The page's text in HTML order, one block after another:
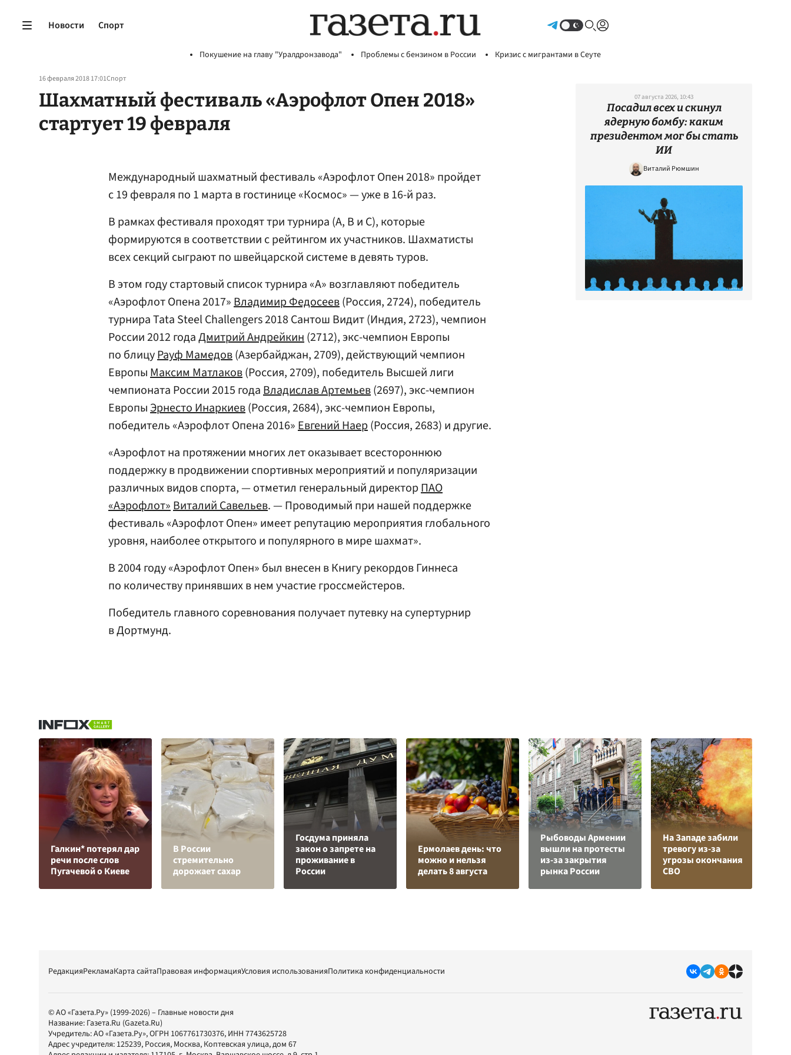
Новости Спорт
Покушение на главу "Уралдронзавода" Проблемы с бензином в России Кризис с мигрантами в Сеуте
16 февраля 2018 17:01Спорт
Шахматный фестиваль «Аэрофлот Опен 2018»
стартует 19 февраля
Международный шахматный фестиваль «Аэрофлот Опен 2018» пройдет
с 19 февраля по 1 марта в гостинице «Космос» — уже в 16-й раз.
В рамках фестиваля проходят три турнира (А, В и С), которые
формируются в соответствии с рейтингом их участников. Шахматисты
всех секций сыграют по швейцарской системе в девять туров.
В этом году стартовый список турнира «А» возглавляют победитель
«Аэрофлот Опена 2017»Владимир Федосеев(Россия, 2724), победитель
турнира Tata Steel Challengers 2018 Сантош Видит (Индия, 2723), чемпион
России 2012 годаДмитрий Андрейкин(2712), экс-чемпион Европы
по блицуРауф Мамедов(Азербайджан, 2709), действующий чемпион
ЕвропыМаксим Матлаков(Россия, 2709), победитель Высшей лиги
чемпионата России 2015 годаВладислав Артемьев(2697), экс-чемпион
ЕвропыЭрнесто Инаркиев(Россия, 2684), экс-чемпион Европы,
победитель «Аэрофлот Опена 2016»Евгений Наер(Россия, 2683) и другие.
«Аэрофлот на протяжении многих лет оказывает всестороннюю
поддержку в продвижении спортивных мероприятий и популяризации
различных видов спорта, — отметил генеральный директорПАО
«Аэрофлот»Виталий Савельев. — Проводимый при нашей поддержке
фестиваль «Аэрофлот Опен» имеет репутацию мероприятия глобального
уровня, наиболее открытого и популярного в мире шахмат».
В 2004 году «Аэрофлот Опен» был внесен в Книгу рекордов Гиннеса
по количеству принявших в нем участие гроссмейстеров.
Победитель главного соревнования получает путевку на супертурнир
в Дортмунд.
07 августа 2026, 10:43
Посадил всех и скинул
ядерную бомбу: каким
президентом мог бы стать
ИИ
Виталий Рюмшин
Галкин* потерял дар
речи после слов
Пугачевой о Киеве
В России
стремительно
дорожает сахар
Госдума приняла
закон о запрете на
проживание в
России
Ермолаев день: что
можно и нельзя
делать 8 августа
Рыбоводы Армении
вышли на протесты
из-за закрытия
рынка России
На Западе забили
тревогу из-за
угрозы окончания
СВО
РедакцияРекламаКарта сайтаПравовая информацияУсловия использованияПолитика конфиденциальности
© АО «Газета.Ру» (1999-2026) – Главные новости дня
Название: Газета.Ru (Gazeta.Ru)
Учредитель:АО «Газета.Ру», ОГРН 1067761730376, ИНН 7743625728
Адрес учредителя: 125239, Россия, Москва, Коптевская улица, дом 67